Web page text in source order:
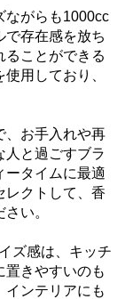
ながらも1000cc
で存在感を放ち
ることができる
用しており、
、お手入れや再
人と過ごすブラ
ータイムに最適
レクトして、香
い。
ズ感は、キッチ
置きやすいのも
インテリアにも